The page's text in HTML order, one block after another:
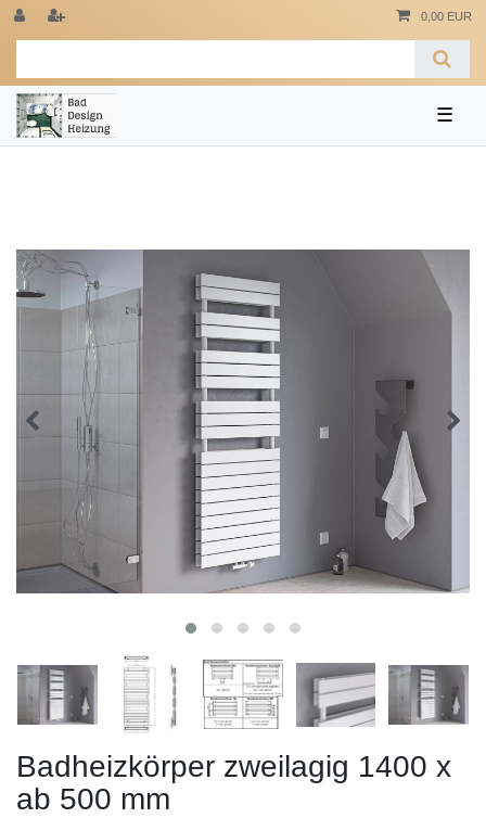
0,00 EUR
☰
Badheizkörper zweilagig 1400 x
ab 500 mm